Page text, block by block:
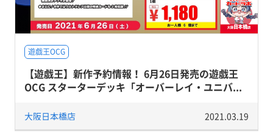
遊戯王OCG
【遊戯王】新作予約情報！ 6月26日発売の遊戯王
OCG スターターデッキ「オーバーレイ・ユニバ...
大阪日本橋店 2021.03.19